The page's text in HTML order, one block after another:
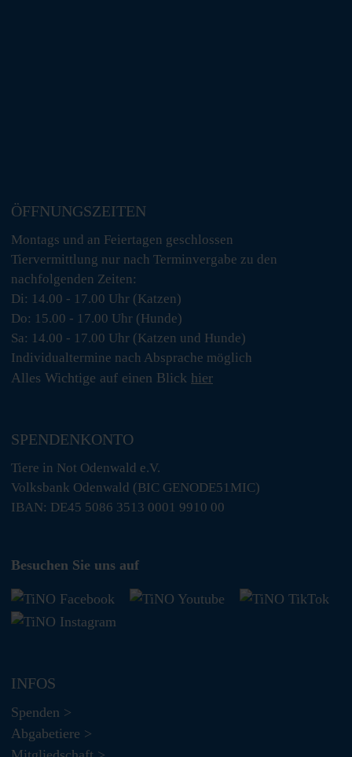
ÖFFNUNGSZEITEN
Montags und an Feiertagen geschlossen
Tiervermittlung nur nach Terminvergabe zu den
nachfolgenden Zeiten:
Di: 14.00 - 17.00 Uhr (Katzen)
Do: 15.00 - 17.00 Uhr (Hunde)
Sa: 14.00 - 17.00 Uhr (Katzen und Hunde)
Individualtermine nach Absprache möglich
Alles Wichtige auf einen Blick hier
SPENDENKONTO
Tiere in Not Odenwald e.V.
Volksbank Odenwald (BIC GENODE51MIC)
IBAN: DE45 5086 3513 0001 9910 00
Besuchen Sie uns auf
INFOS
Spenden >
Abgabetiere >